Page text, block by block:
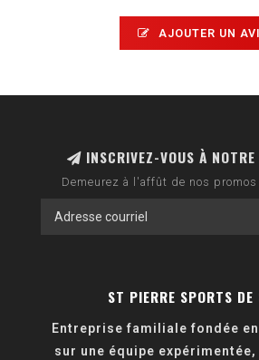
AJOUTER UN
INSCRIVEZ-VOUS À
Demeurez à l'affût de nos promos
ST PIERRE SPORTS DE
Entreprise familiale fondée en
sur une équipe